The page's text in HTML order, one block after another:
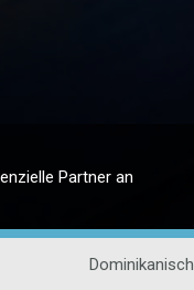
Partner an